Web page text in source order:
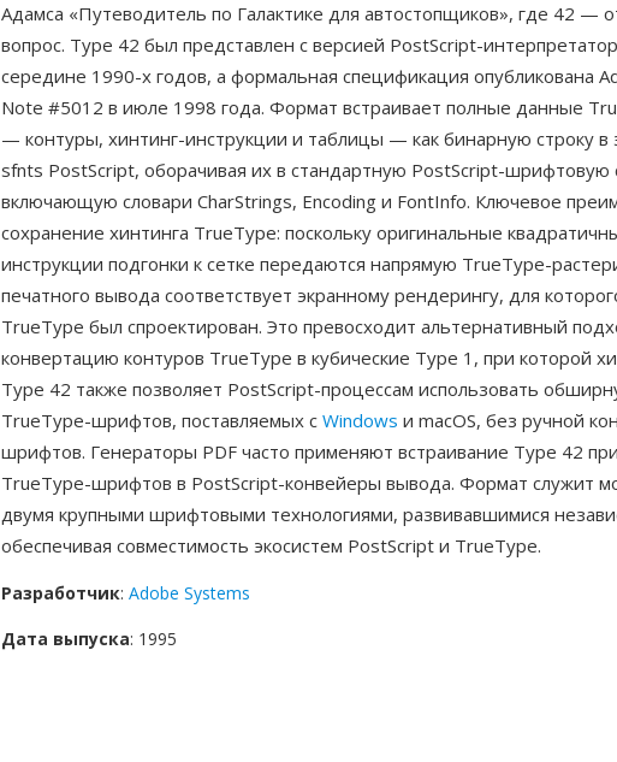
Адамса «Путеводитель по Галактике для автостопщиков», где 42 —
вопрос. Type 42 был представлен с версией PostScript-
середине 1990-х годов, а формальная спецификация опубликована
Note #5012 в июле 1998 года. Формат встраивает полные данные
— контуры, хинтинг-инструкции и таблицы — как бинарную строку в
sfnts PostScript, оборачивая их в стандартную PostScript-шрифтовую
включающую словари CharStrings, Encoding и FontInfo. Ключевое
сохранение хинтинга TrueType: поскольку оригинальные
инструкции подгонки к сетке передаются напрямую TrueType-
печатного вывода соответствует экранному рендерингу, для
TrueType был спроектирован. Это превосходит альтернативный
конвертацию контуров TrueType в кубические Type 1, при которой
Type 42 также позволяет PostScript-процессам использовать
TrueType-шрифтов, поставляемых с Windows и macOS, без ручной
шрифтов. Генераторы PDF часто применяют встраивание Type 42
TrueType-шрифтов в PostScript-конвейеры вывода. Формат служит
двумя крупными шрифтовыми технологиями, развивавшимися
обеспечивая совместимость экосистем PostScript и TrueType.
Разработчик: Adobe Systems
Дата выпуска: 1995